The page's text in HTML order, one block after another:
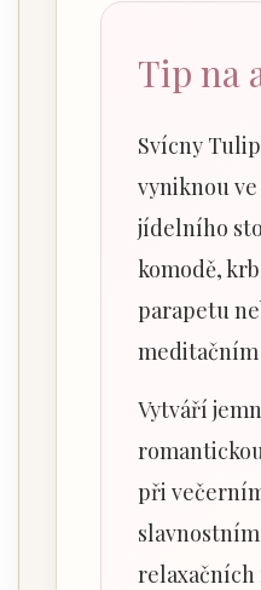
Tip na
Svícny
vyniknou
jídelního
komodě,
parapetu
Vytváří
při